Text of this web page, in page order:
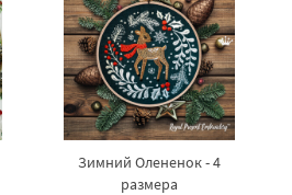
Зимний Олененок - 4
размера